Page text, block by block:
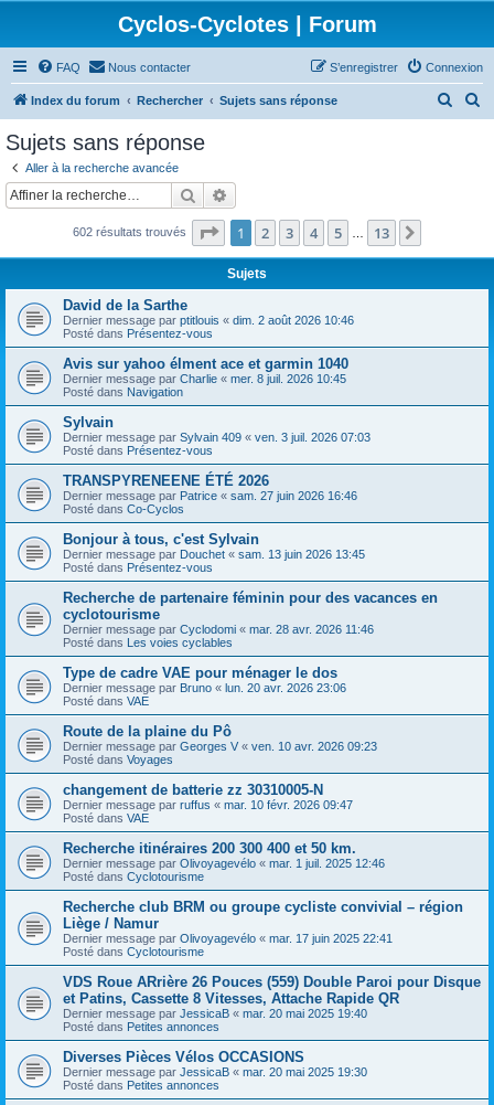
Cyclos-Cyclotes | Forum
FAQ Nous contacter Connexion
S’enregistrer
Index du forum Rechercher Sujets sans réponse
c
c
Sujets sans réponse
Aller à la recherche avancée
Rechercher
602 résultats trouvés Page 1sur13
1 2 3 4 5 13
Sujets
David de la Sarthe
Dernier message par ptitlouis « dim. 2 août 2026 10:46
Posté dans Présentez-vous
Avis sur yahoo élment ace et garmin 1040
Dernier message par Charlie « mer. 8 juil. 2026 10:45
Posté dans Navigation
Sylvain
Dernier message par Sylvain 409 « ven. 3 juil. 2026 07:03
Posté dans Présentez-vous
TRANSPYRENEENE ÉTÉ 2026
Dernier message par Patrice « sam. 27 juin 2026 16:46
Posté dans Co-Cyclos
Bonjour à tous, c'est Sylvain
Dernier message par Douchet « sam. 13 juin 2026 13:45
Posté dans Présentez-vous
Recherche de partenaire féminin pour des vacances en
cyclotourisme
Dernier message par Cyclodomi « mar. 28 avr. 2026 11:46
Posté dans Les voies cyclables
Type de cadre VAE pour ménager le dos
Dernier message par Bruno « lun. 20 avr. 2026 23:06
Posté dans VAE
Route de la plaine du Pô
Dernier message par Georges V « ven. 10 avr. 2026 09:23
Posté dans Voyages
changement de batterie zz 30310005-N
Dernier message par ruffus « mar. 10 févr. 2026 09:47
Posté dans VAE
Recherche itinéraires 200 300 400 et 50 km.
Dernier message par Olivoyagevélo « mar. 1 juil. 2025 12:46
Posté dans Cyclotourisme
Recherche club BRM ou groupe cycliste convivial – région
Liège / Namur
Dernier message par Olivoyagevélo « mar. 17 juin 2025 22:41
Posté dans Cyclotourisme
VDS Roue ARrière 26 Pouces (559) Double Paroi pour Disque
et Patins, Cassette 8 Vitesses, Attache Rapide QR
Dernier message par JessicaB « mar. 20 mai 2025 19:40
Posté dans Petites annonces
Diverses Pièces Vélos OCCASIONS
Dernier message par JessicaB « mar. 20 mai 2025 19:30
Posté dans Petites annonces